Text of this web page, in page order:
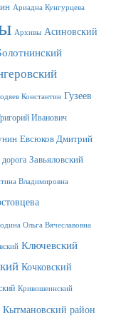
Ариадна Кунгурцева
Архивы Асиновский
Константин Гузеев
Иванович
Евсюков Дмитрий
Завьяловский
Владимировна
Ольга Вячеславовна
Ключевский
Кочковский
Кривошеинский
Кытмановский район